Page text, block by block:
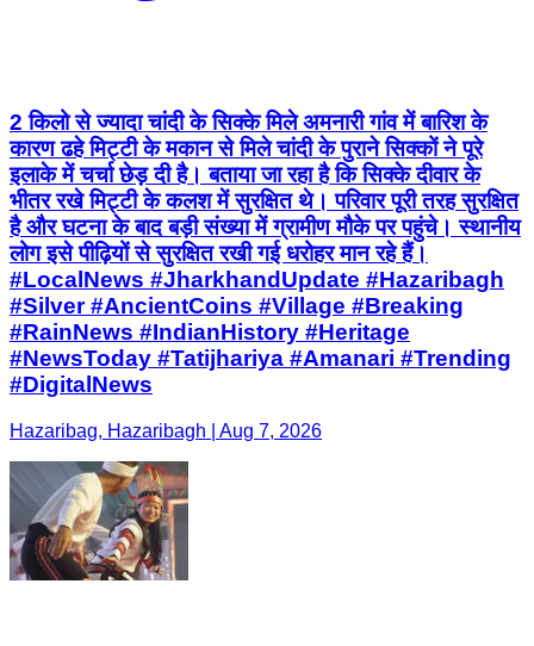
2 किलो से ज्यादा चांदी के सिक्के मिले अमनारी गांव में बारिश के
कारण ढहे मिट्टी के मकान से मिले चांदी के पुराने सिक्कों ने पूरे
इलाके में चर्चा छेड़ दी है। बताया जा रहा है कि सिक्के दीवार के
भीतर रखे मिट्टी के कलश में सुरक्षित थे। परिवार पूरी तरह सुरक्षित
है और घटना के बाद बड़ी संख्या में ग्रामीण मौके पर पहुंचे। स्थानीय
लोग इसे पीढ़ियों से सुरक्षित रखी गई धरोहर मान रहे हैं।
#LocalNews #JharkhandUpdate #Hazaribagh
#Silver #AncientCoins #Village #Breaking
#RainNews #IndianHistory #Heritage
#NewsToday #Tatijhariya #Amanari #Trending
#DigitalNews
Hazaribag, Hazaribagh | Aug 7, 2026